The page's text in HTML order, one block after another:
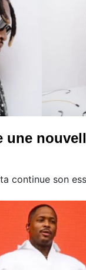
une
continue son